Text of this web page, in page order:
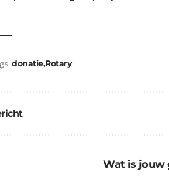
donatieRotary
Wat is jouw